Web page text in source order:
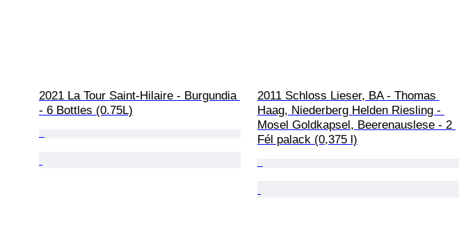
2021 La Tour Saint-Hilaire - Burgundia
- 6 Bottles (0.75L)
2011 Schloss Lieser, BA - Thomas
Haag, Niederberg Helden Riesling -
Mosel Goldkapsel, Beerenauslese - 2
Fél palack (0,375 l)